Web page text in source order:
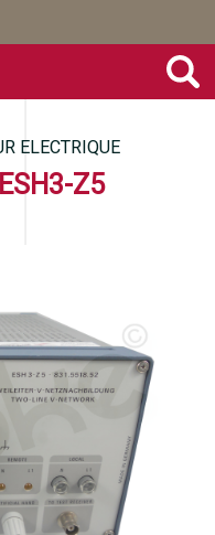
ELECTRIQUE
Z5